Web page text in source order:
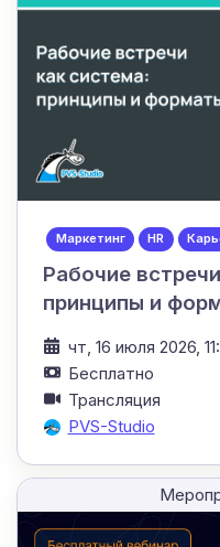
Маркетинг HR
Рабочие
принципы и
чт, 16 июля 2026,
Бесплатно
Трансляция
PVS-Studio